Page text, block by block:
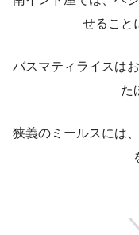
せること
バスマティライスは
た
狭義のミールスには